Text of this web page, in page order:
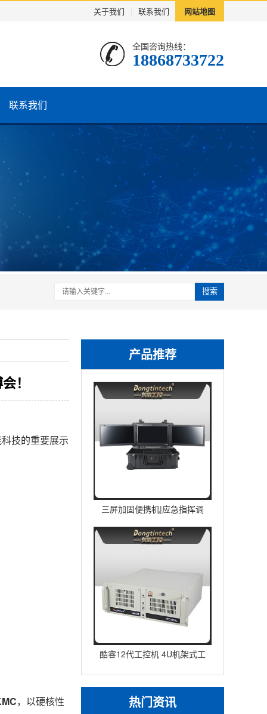
关于我们 联系我们 网站地图
全国咨询热线：
18868733722
联系我们
搜索
产品推荐
三屏加固便携机|应急指挥调
度台移动终端|DTG-U1713-
酷睿12代工控机 4U机架式工
业控制器 DT-610L-IZ
热门资讯
！
技的重要展示
，以硬核性